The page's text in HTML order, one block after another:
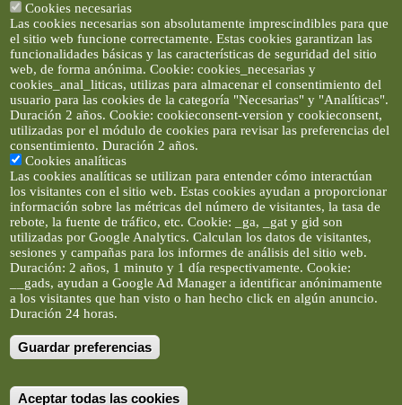
Artículos e imágenes son propiedad de elclickverde ©. No se
permite la difusión de los textos ni imágenes sin permiso de
contenido de este portal. (Ver
Cookies necesarias
Las cookies necesarias son absolutamente imprescindibles para que
el sitio web funcione correctamente. Estas cookies garantizan las
funcionalidades básicas y las características de seguridad del sitio
web, de forma anónima. Cookie: cookies_necesarias y
cookies_anal_liticas, utilizas para almacenar el consentimiento del
usuario para las cookies de la categoría "Necesarias" y "Analíticas".
Duración 2 años. Cookie: cookieconsent-version y cookieconsent,
utilizadas por el módulo de cookies para revisar las preferencias del
consentimiento. Duración 2 años.
Cookies analíticas
Las cookies analíticas se utilizan para entender cómo interactúan
los visitantes con el sitio web. Estas cookies ayudan a proporcionar
información sobre las métricas del número de visitantes, la tasa de
rebote, la fuente de tráfico, etc. Cookie: _ga, _gat y gid son
utilizadas por Google Analytics. Calculan los datos de visitantes,
sesiones y campañas para los informes de análisis del sitio web.
Duración: 2 años, 1 minuto y 1 día respectivamente. Cookie:
__gads, ayudan a Google Ad Manager a identificar anónimamente
a los visitantes que han visto o han hecho click en algún anuncio.
Duración 24 horas.
Guardar preferencias
Aceptar todas las cookies